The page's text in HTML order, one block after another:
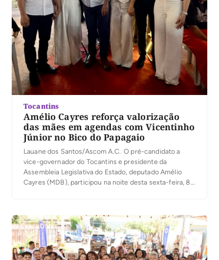
Tocantins
Amélio Cayres reforça valorização
das mães em agendas com Vicentinho
Júnior no Bico do Papagaio
Lauane dos Santos/Ascom A.C. O pré-candidato a
vice-governador do Tocantins e presidente da
Assembleia Legislativa do Estado, deputado Amélio
Cayres (MDB), participou na noite desta sexta-feira, 8,
lado do pré-candidato a governador, deputado federal
Vicentinho Júnior (PSDB). […]